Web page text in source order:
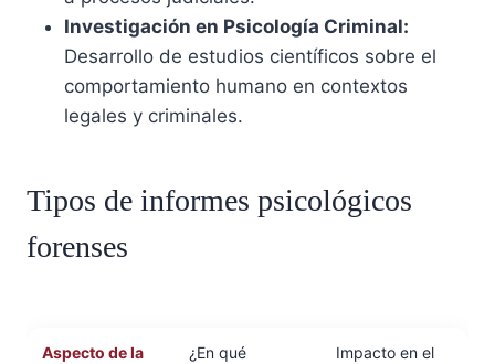
Investigación en Psicología Criminal:
Desarrollo de estudios científicos sobre el
comportamiento humano en contextos
legales y criminales.
Tipos de informes psicológicos
forenses
Aspecto de la
¿En qué
Impacto en el